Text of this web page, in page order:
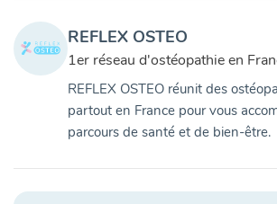
REFLEX OSTEO
1er réseau d'ostéopathie en
REFLEX OSTEO réunit des
partout en France pour vous
parcours de santé et de bien-être.